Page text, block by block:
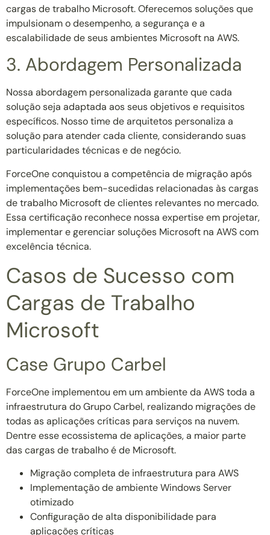
cargas de trabalho Microsoft. Oferecemos soluções que
impulsionam o desempenho, a segurança e a
escalabilidade de seus ambientes Microsoft na AWS.
3. Abordagem Personalizada
Nossa abordagem personalizada garante que cada
solução seja adaptada aos seus objetivos e requisitos
específicos. Nosso time de arquitetos personaliza a
solução para atender cada cliente, considerando suas
particularidades técnicas e de negócio.
ForceOne conquistou a competência de migração após
implementações bem-sucedidas relacionadas às cargas
de trabalho Microsoft de clientes relevantes no mercado.
Essa certificação reconhece nossa expertise em projetar,
implementar e gerenciar soluções Microsoft na AWS com
excelência técnica.
Casos de Sucesso com
Cargas de Trabalho
Microsoft
Case Grupo Carbel
ForceOne implementou em um ambiente da AWS toda a
infraestrutura do Grupo Carbel, realizando migrações de
todas as aplicações críticas para serviços na nuvem.
Dentre esse ecossistema de aplicações, a maior parte
das cargas de trabalho é de Microsoft.
Migração completa de infraestrutura para AWS
Implementação de ambiente Windows Server
otimizado
Configuração de alta disponibilidade para
aplicações críticas